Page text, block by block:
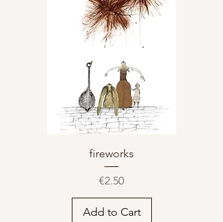
fireworks
Price
€2.50
Add to Cart